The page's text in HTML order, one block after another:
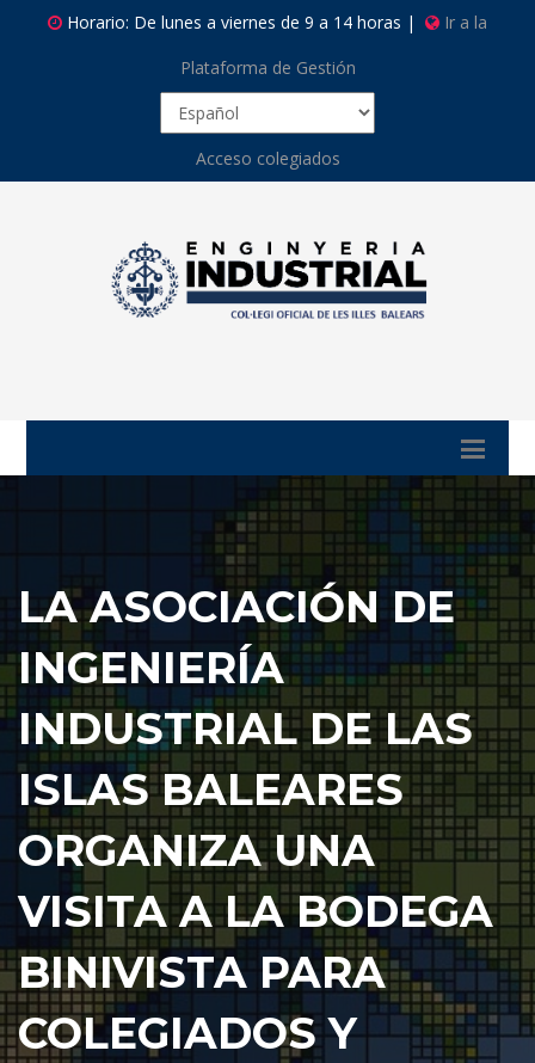
Horario: De lunes a viernes de 9 a 14 horas |
Ir a la
Plataforma de Gestión
Acceso colegiados
LA ASOCIACIÓN DE
INGENIERÍA
INDUSTRIAL DE LAS
ISLAS BALEARES
ORGANIZA UNA
VISITA A LA BODEGA
BINIVISTA PARA
COLEGIADOS Y